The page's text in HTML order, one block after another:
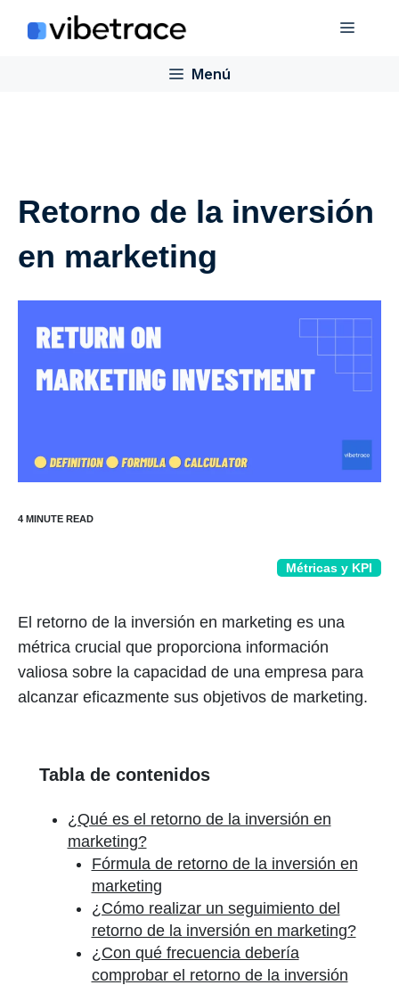
Menú
Menú
Retorno de la inversión
en marketing
Métricas y KPI
El retorno de la inversión en marketing es una
métrica crucial que proporciona información
valiosa sobre la capacidad de una empresa para
alcanzar eficazmente sus objetivos de marketing.
Tabla de contenidos
¿Qué es el retorno de la inversión en
marketing?
Fórmula de retorno de la inversión en
marketing
¿Cómo realizar un seguimiento del
retorno de la inversión en marketing?
¿Con qué frecuencia debería
comprobar el retorno de la inversión